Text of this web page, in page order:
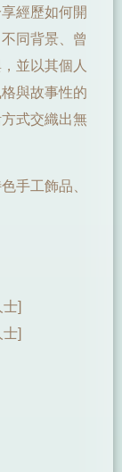
經歷如何開
同背景、曾
並以其個人
與故事性的
式交織出無
手工飾品、
]
]